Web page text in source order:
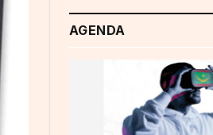
AGENDA